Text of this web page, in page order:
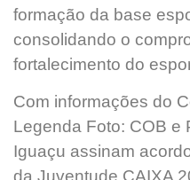
formação da base
consolidando o
fortalecimento do
Com informações do
Legenda Foto: COB e
Iguaçu assinam
da Juventude CAIXA